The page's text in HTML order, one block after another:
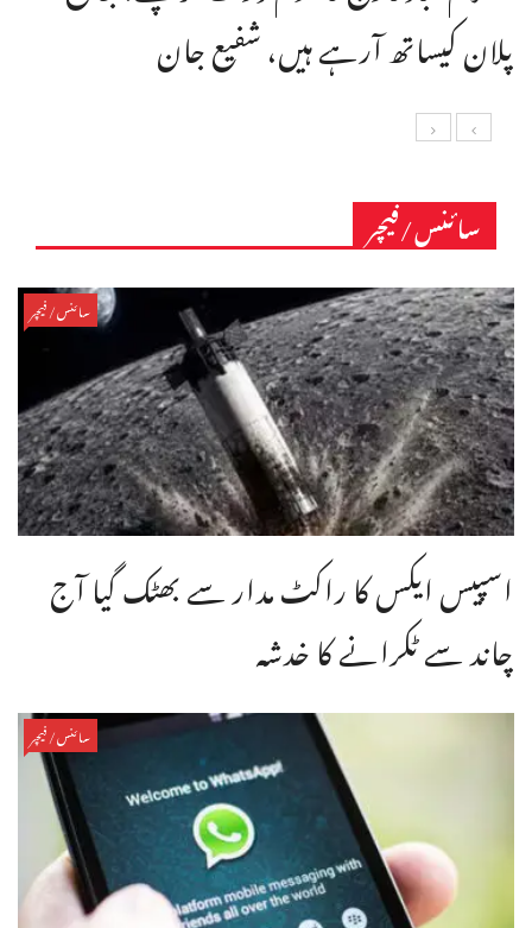
پلان کیساتھ آرہے ہیں، شفیع جان
سائنس/فیچر
سائنس/فیچر
اسپیس ایکس کا راکٹ مدار سے بھٹک گیا آج
چاند سے ٹکرانے کا خدشہ
سائنس/فیچر